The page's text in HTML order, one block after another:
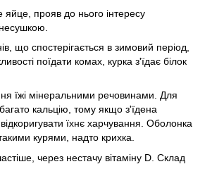
прояв до нього інтересу
що спостерігається в зимовий період,
поїдати комах, курка з'їдає білок
їжі мінеральними речовинами. Для
багато кальцію, тому якщо з'їдена
їхнє харчування. Оболонка
курями, надто крихка.
через нестачу вітаміну D. Склад